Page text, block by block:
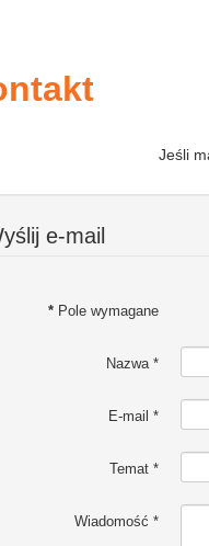
Jeśli
e-mail
*Pole wymagane
Nazwa*
E-mail *
Temat*
Wiadomość *